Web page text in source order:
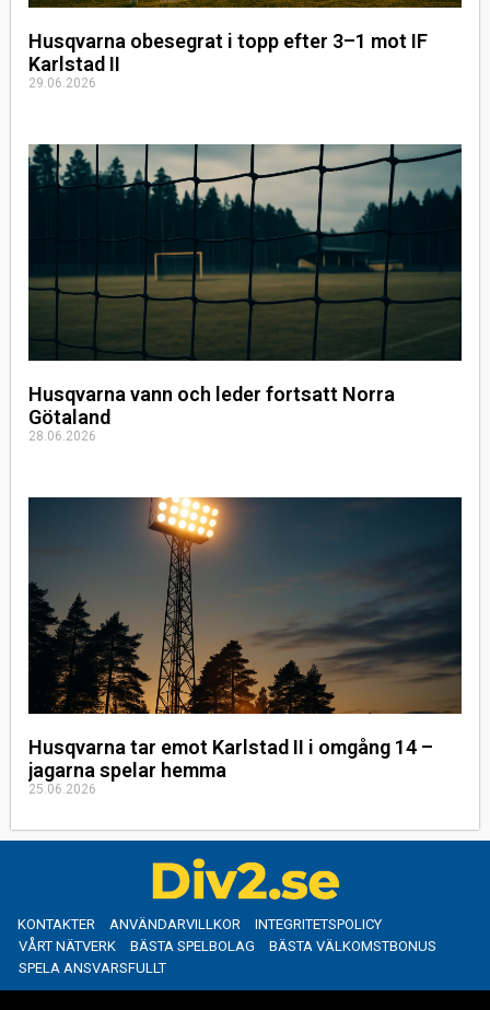
Husqvarna obesegrat i topp efter 3–1 mot IF
Karlstad II
29.06.2026
Husqvarna vann och leder fortsatt Norra
Götaland
28.06.2026
Husqvarna tar emot Karlstad II i omgång 14 –
jagarna spelar hemma
25.06.2026
KONTAKTER ANVÄNDARVILLKOR
INTEGRITETSPOLICY
VÅRT NÄTVERK
BÄSTA SPELBOLAG
BÄSTA VÄLKOMSTBONUS
SPELA ANSVARSFULLT